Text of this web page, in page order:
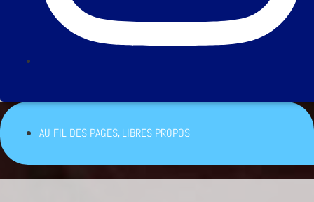
AU FIL DES PAGES,LIBRES PROPOS